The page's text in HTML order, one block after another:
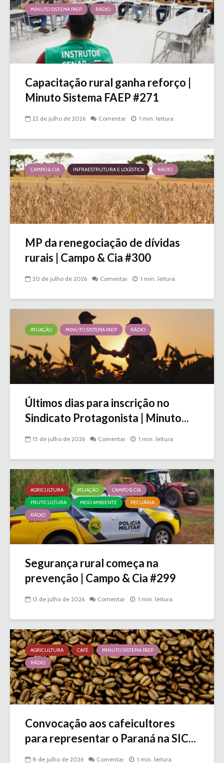
MINUTO SISTEMA FAEP RÁDIO
Capacitação rural ganha reforço |
Minuto Sistema FAEP #271
22 de julho de 2026 Comentar 1 min. leitura
CAMPO & CIA INFRAESTRUTURA E LOGÍSTICA RÁDIO
MP da renegociação de dívidas
rurais | Campo & Cia #300
20 de julho de 2026 Comentar 1 min. leitura
ATUAÇÃO MINUTO SISTEMA FAEP RÁDIO
Últimos dias para inscrição no
Sindicato Protagonista | Minuto...
15 de julho de 2026 Comentar 1 min. leitura
AGRICULTURA ATUAÇÃO
CAMPO & CIA
FRUTICULTURA
MEIO AMBIENTE
PECUÁRIA
RÁDIO
Segurança rural começa na
prevenção | Campo & Cia #299
13 de julho de 2026 Comentar 1 min. leitura
AGRICULTURA CAFÉ
MINUTO SISTEMA FAEP
RÁDIO
Convocação aos cafeicultores
para representar o Paraná na SIC...
8 de julho de 2026 Comentar 1 min. leitura